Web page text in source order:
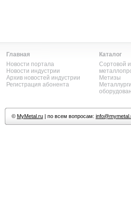
Главная
Новости портала
Новости индустрии
Архив новостей индустрии
Регистрация абонента
Каталог
Сортовой
Метизы
© MyMetal.ru| по всем вопросам: